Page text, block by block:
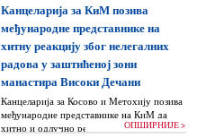
жигоше...
Канцеларија за КиМ позива
међународне представнике на
хитну реакцију због нелегалних
радова у заштићеној зони
манастира Високи Дечани
Канцеларија за Косово и Метохију позива
међународне представнике на КиМ да
хитно и одлучно реагују и да безОПШИРНИЈЕ >